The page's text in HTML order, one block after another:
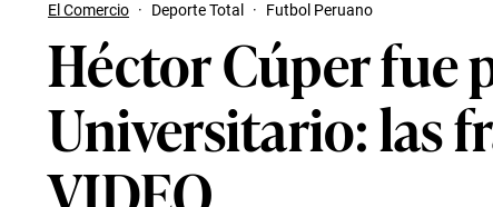
El Comercio · Deporte Total · Futbol Peruano
Héctor Cúper fue
Universitario: las